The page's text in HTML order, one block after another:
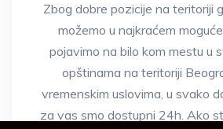
Zbog dobre pozicije na teritoriji
možemo u najkraćem
pojavimo na bilo kom mestu u
opštinama na teritoriji
vremenskim uslovima, u svako
za vas smo dostupni 24h. Ako